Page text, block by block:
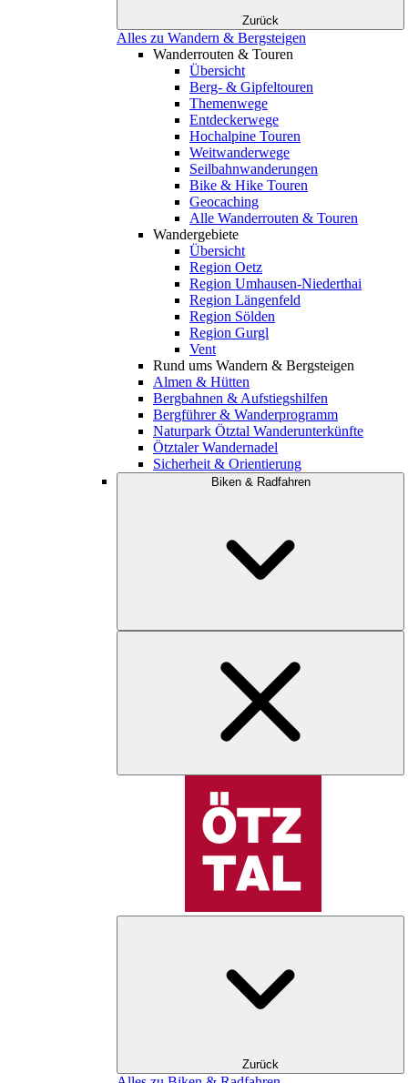
Zurück
Alles zu Wandern & Bergsteigen
Wanderrouten & Touren
Übersicht
Berg- & Gipfeltouren
Themenwege
Entdeckerwege
Hochalpine Touren
Weitwanderwege
Seilbahnwanderungen
Bike & Hike Touren
Geocaching
Alle Wanderrouten & Touren
Wandergebiete
Übersicht
Region Oetz
Region Umhausen-Niederthai
Region Längenfeld
Region Sölden
Region Gurgl
Vent
Rund ums Wandern & Bergsteigen
Almen & Hütten
Bergbahnen & Aufstiegshilfen
Bergführer & Wanderprogramm
Naturpark Ötztal Wanderunterkünfte
Ötztaler Wandernadel
Sicherheit & Orientierung
Biken & Radfahren
Zurück